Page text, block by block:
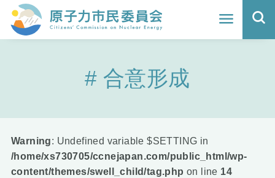
ホーム
よくわかる福島原発事故
核のごみの行方と課題
どうする？エネルギー
合意形成
Warning: Undefined variable $SETTING in
/home/xs730705/ccnejapan.com/public_html/wp-
content/themes/swell_child/tag.php on line 14